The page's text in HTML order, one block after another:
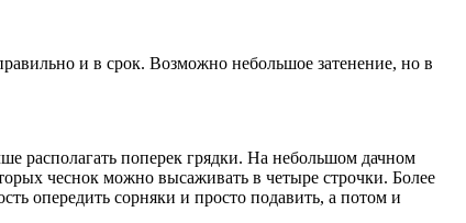
и в срок. Возможно небольшое затенение, но в
располагать поперек грядки. На небольшом дачном
чеснок можно высаживать в четыре строчки. Более
опередить сорняки и просто подавить, а потом и